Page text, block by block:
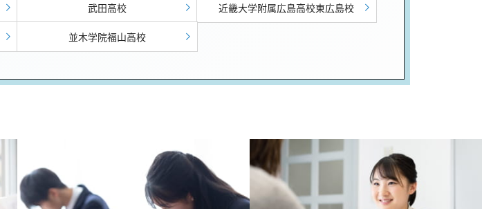
武田高校 近畿大学附属広島高校東広島校
並木学院福山高校